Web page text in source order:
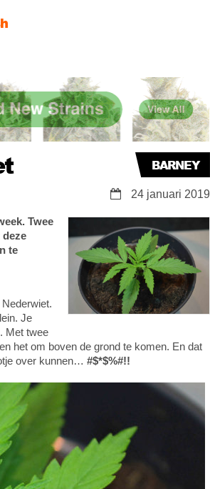
Green
klaar voor Sweet ’n Sour
BARNEY
24 januari 2019
Twee
te
Je
Met twee
het om boven de grond te komen. En dat
over kunnen… #$*$%#!!